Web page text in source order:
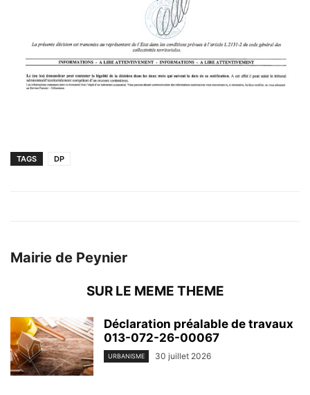
TAGS DP
Mairie de Peynier
SUR LE MEME THEME
Déclaration préalable de travaux
013-072-26-00067
URBANISME 30 juillet 2026